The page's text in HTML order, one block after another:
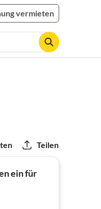
vermieten
Teilen
ein für